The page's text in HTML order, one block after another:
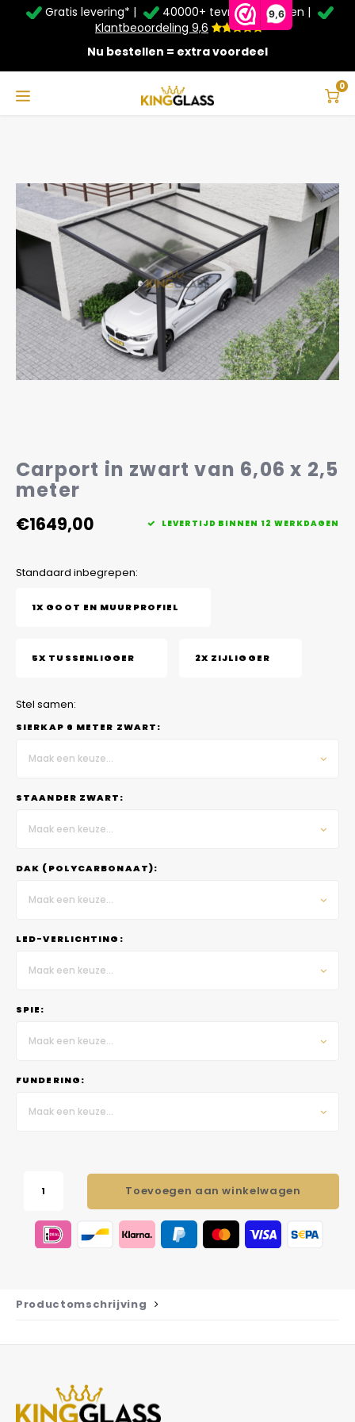
9,6
Service & Contact
Afhalen
Montage
Betaalmethoden
Garantie
Veelgestelde vragen
Taal
Deutsch
Gratis levering* |
40000+ tevreden klanten |
Klantbeoordeling 9,6
Nu bestellen = extra voordeel
0
Zomer Deals: Tot 20% kortingop schuifwanden en
veranda's +€20extra kassa korting*
Carport in zwart van 6,06 x 2,5 meter
Carport in zwart van 6,06 x 2,5
meter
€1649,00 LEVERTIJD BINNEN 12 WERKDAGEN
Standaard inbegrepen:
1X GOOT EN MUURPROFIEL
5X TUSSENLIGGER 2X ZIJLIGGER
Stel samen:
SIERKAP 6 METER ZWART:
Maak een keuze...
STAANDER ZWART:
Maak een keuze...
DAK (POLYCARBONAAT):
Maak een keuze...
LED-VERLICHTING:
Maak een keuze...
SPIE:
Maak een keuze...
FUNDERING:
Maak een keuze...
Toevoegen aan winkelwagen
Productomschrijving